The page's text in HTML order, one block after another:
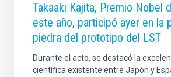
Takaaki Kajita, Premio Nobel
este año, participó ayer en la
piedra del prototipo del LST
Durante el acto, se destacó la
científica existente entre Japón y